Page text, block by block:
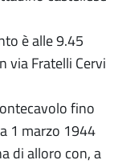
è alle 9.45
via Fratelli Cervi
fino
1 marzo 1944
di alloro con, a